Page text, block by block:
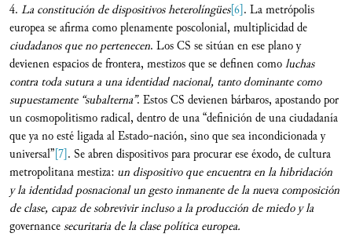
4. La constitución de dispositivos heterolíngües[6]. La metrópolis
europea se afirma como plenamente poscolonial, multiplicidad de
ciudadanos que no pertenecen. Los CS se sitúan en ese plano y
devienen espacios de frontera, mestizos que se definen comoluchas
contra toda sutura a una identidad nacional, tanto dominante como
supuestamente “subalterna”. Estos CS devienen bárbaros, apostando por
un cosmopolitismo radical, dentro de una “definición de una ciudadanía
que ya no esté ligada al Estado-nación, sino que sea incondicionada y
universal”[7]. Se abren dispositivos para procurar ese éxodo, de cultura
metropolitana mestiza: un dispositivo que encuentra en la hibridación
y la identidad posnacional un gesto inmanente de la nueva composición
de clase, capaz de sobrevivir incluso a la producción de miedo y la
governancesecuritaria de la clase política europea.